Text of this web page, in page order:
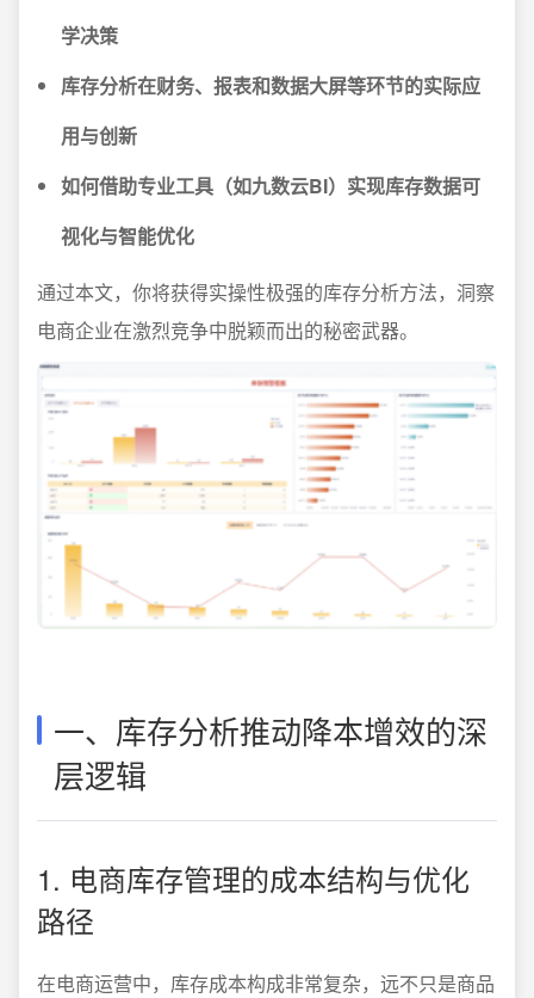
学决策
库存分析在财务、报表和数据大屏等环节的实际应
用与创新
如何借助专业工具（如九数云BI）实现库存数据可
视化与智能优化
通过本文，你将获得实操性极强的库存分析方法，洞察
电商企业在激烈竞争中脱颖而出的秘密武器。
一、库存分析推动降本增效的深
层逻辑
1. 电商库存管理的成本结构与优化
路径
在电商运营中，库存成本构成非常复杂，远不只是商品